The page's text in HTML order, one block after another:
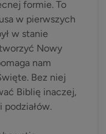
formie. To
w pierwszych
w stanie
Nowy
nam
Bez niej
Biblię inaczej,
podziałów.